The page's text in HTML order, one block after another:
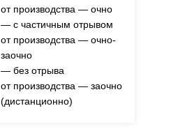
от производства — очно
— с частичным отрывом
от производства — очно-
заочно
— без отрыва
от производства — заочно
(дистанционно)